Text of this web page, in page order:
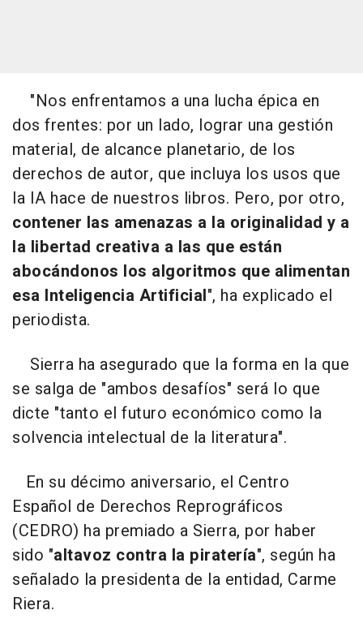
"Nos enfrentamos a una lucha épica en
dos frentes: por un lado, lograr una gestión
material, de alcance planetario, de los
derechos de autor, que incluya los usos que
la IA hace de nuestros libros. Pero, por otro,
contener las amenazas a la originalidad y a
la libertad creativa a las que están
abocándonos los algoritmos que alimentan
esa Inteligencia Artificial", ha explicado el
periodista.
Sierra ha asegurado que la forma en la que
se salga de "ambos desafíos" será lo que
dicte "tanto el futuro económico como la
solvencia intelectual de la literatura".
En su décimo aniversario, el Centro
Español de Derechos Reprográficos
(CEDRO) ha premiado a Sierra, por haber
sido "altavoz contra la piratería", según ha
señalado la presidenta de la entidad, Carme
Riera.